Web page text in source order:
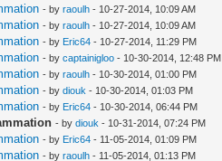
- byraoulh - 10-27-2014, 10:09 AM
- byraoulh - 10-27-2014, 10:09 AM
- by Eric64 - 10-27-2014, 11:29 PM
- bycaptainigloo - 10-30-2014, 12:48 PM
- byraoulh - 10-30-2014, 01:00 PM
- bydiouk - 10-30-2014, 01:03 PM
- by Eric64 - 10-30-2014, 06:44 PM
- bydiouk - 10-31-2014, 07:24 PM
- by Eric64 - 11-05-2014, 01:09 PM
- byraoulh - 11-05-2014, 01:13 PM